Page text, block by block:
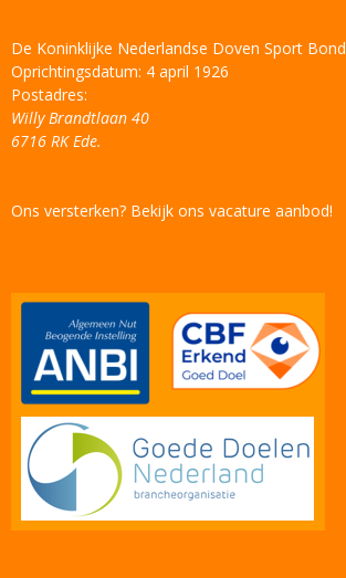
De Koninklijke Nederlandse Doven Sport Bond
Oprichtingsdatum: 4 april 1926
Postadres:
Willy Brandtlaan 40
6716 RK Ede.
Ons versterken? Bekijk ons vacature aanbod!